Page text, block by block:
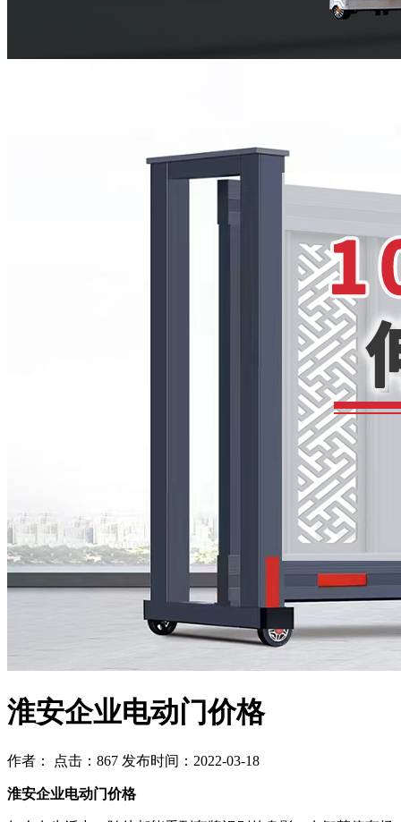
淮安企业电动门价格
作者： 点击：867 发布时间：2022-03-18
淮安企业电动门价格